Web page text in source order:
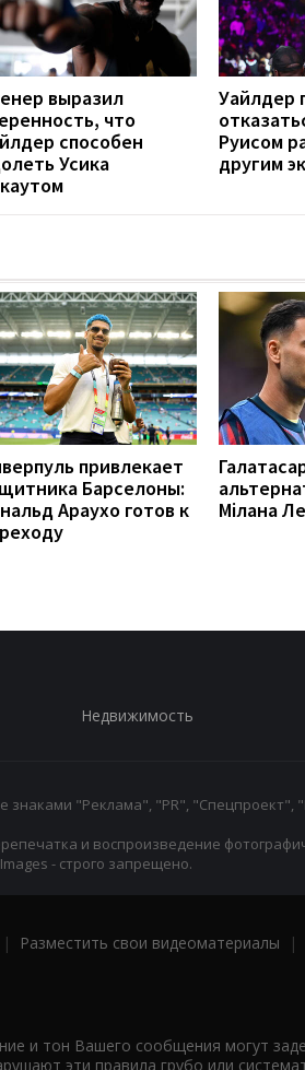
выразил
что
способен
Усика
Уайлдер
Руисом
другим
привлекает
Барселоны:
Араухо готов к
Мілана
Недвижимость
"Реклама", "PR", "Спецпроект",
и воспроизведение
- строго запрещено.
| Разместить свои видеоматериалы |
и тон Вашего сообщения могут
эти правила грубо или